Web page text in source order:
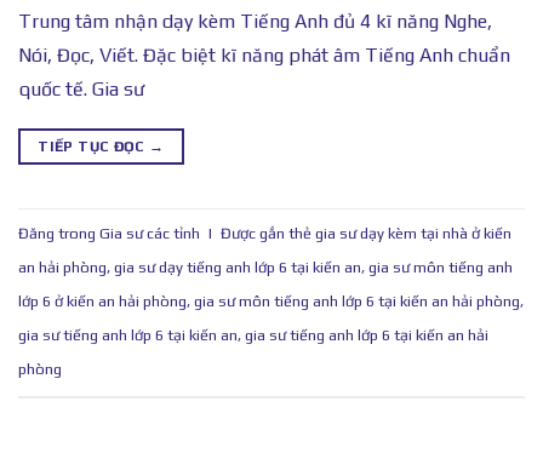
Trung tâm nhận dạy kèm Tiếng Anh đủ 4 kĩ năng Nghe,
Nói, Đọc, Viết. Đặc biệt kĩ năng phát âm Tiếng Anh chuẩn
quốc tế. Gia sư
TIẾP TỤC ĐỌC →
Đăng trong Gia sư các tỉnh | Được gắn thẻ gia sư dạy kèm tại nhà ở kiến
an hải phòng, gia sư dạy tiếng anh lớp 6 tại kiến an, gia sư môn tiếng anh
lớp 6 ở kiến an hải phòng, gia sư môn tiếng anh lớp 6 tại kiến an hải phòng,
gia sư tiếng anh lớp 6 tại kiến an, gia sư tiếng anh lớp 6 tại kiến an hải
phòng